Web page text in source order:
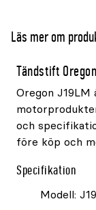
Läs mer om
Tändstift
Oregon
och
före köp och
Specifikation
Modell: